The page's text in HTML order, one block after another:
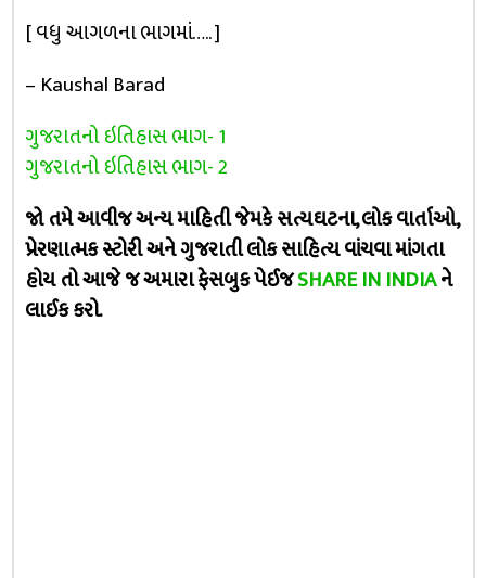
[ વધુ આગળના ભાગમાં….. ]
– Kaushal Barad
ગુજરાતનો ઇતિહાસ ભાગ- 1
ગુજરાતનો ઇતિહાસ ભાગ- 2
જો તમે આવીજ અન્ય માહિતી જેમકે સત્યઘટના, લોક વાર્તાઓ,
પ્રેરણાત્મક સ્ટોરી અને ગુજરાતી લોક સાહિત્ય વાંચવા માંગતા
હોય તો આજે જ અમારા ફેસબુક પેઈજSHARE IN INDIAને
લાઈક કરો.